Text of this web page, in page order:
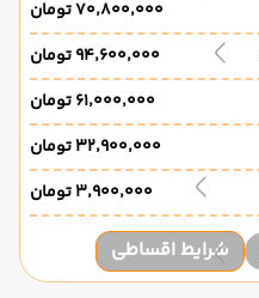
۷۰٬۸۰۰٬۰۰۰ تومان
۹۴٬۶۰۰٬۰۰۰ تومان
۶۱٬۰۰۰٬۰۰۰ تومان
۳۲٬۹۰۰٬۰۰۰ تومان
۳٬۹۰۰٬۰۰۰ تومان
شرایط اقساطی